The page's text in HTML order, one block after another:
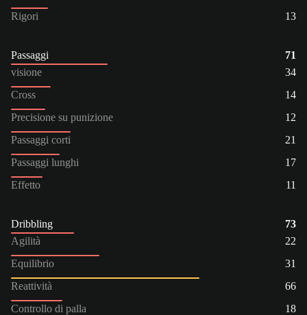
Rigori
13
Passaggi
71
visione
34
Cross
14
Precisione su punizione
12
Passaggi corti
21
Passaggi lunghi
17
Effetto
11
Dribbling
73
Agilità
22
Equilibrio
31
Reattività
66
Controllo di palla
18